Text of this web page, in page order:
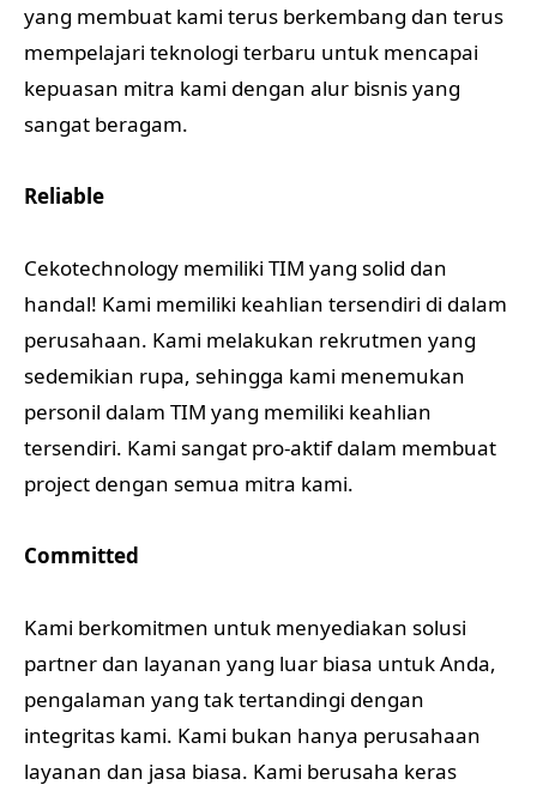
yang membuat kami terus berkembang dan terus
mempelajari teknologi terbaru untuk mencapai
kepuasan mitra kami dengan alur bisnis yang
sangat beragam.
Reliable
Cekotechnology memiliki TIM yang solid dan
handal! Kami memiliki keahlian tersendiri di dalam
perusahaan. Kami melakukan rekrutmen yang
sedemikian rupa, sehingga kami menemukan
personil dalam TIM yang memiliki keahlian
tersendiri. Kami sangat pro-aktif dalam membuat
project dengan semua mitra kami.
Committed
Kami berkomitmen untuk menyediakan solusi
partner dan layanan yang luar biasa untuk Anda,
pengalaman yang tak tertandingi dengan
integritas kami. Kami bukan hanya perusahaan
layanan dan jasa biasa. Kami berusaha keras